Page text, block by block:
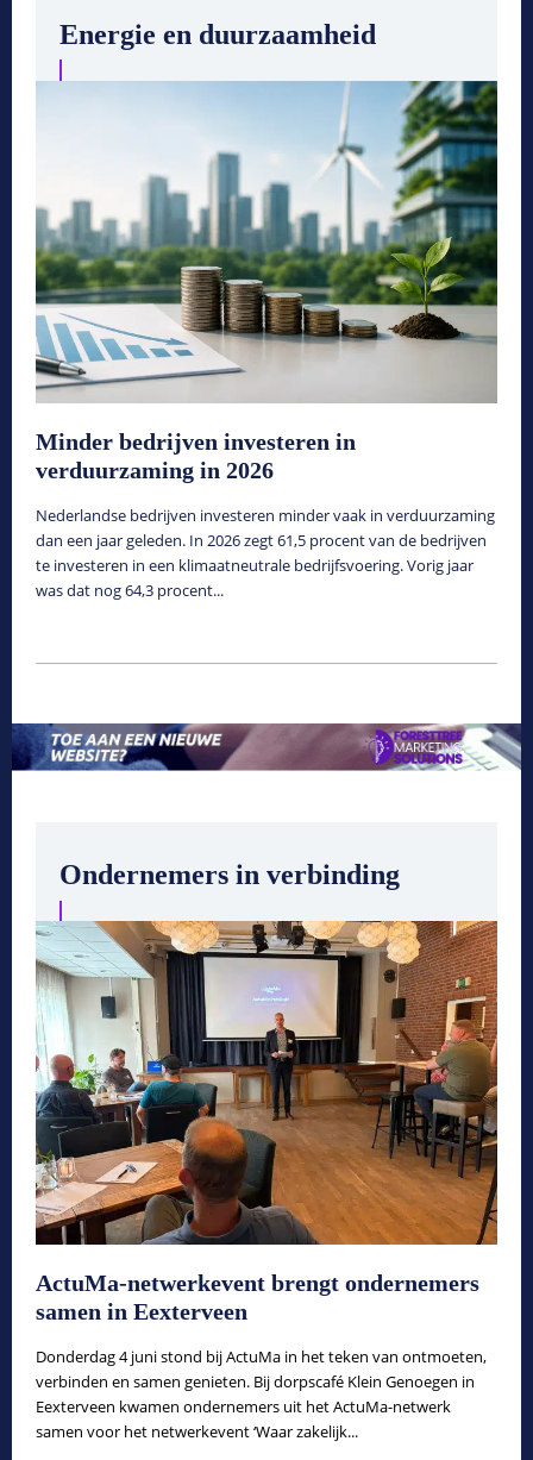
Energie en duurzaamheid
Minder bedrijven investeren in
verduurzaming in 2026
Nederlandse bedrijven investeren minder vaak in verduurzaming
dan een jaar geleden. In 2026 zegt 61,5 procent van de bedrijven
te investeren in een klimaatneutrale bedrijfsvoering. Vorig jaar
was dat nog 64,3 procent...
Ondernemers in verbinding
ActuMa-netwerkevent brengt ondernemers
samen in Eexterveen
Donderdag 4 juni stond bij ActuMa in het teken van ontmoeten,
verbinden en samen genieten. Bij dorpscafé Klein Genoegen in
Eexterveen kwamen ondernemers uit het ActuMa-netwerk
samen voor het netwerkevent ‘Waar zakelijk...